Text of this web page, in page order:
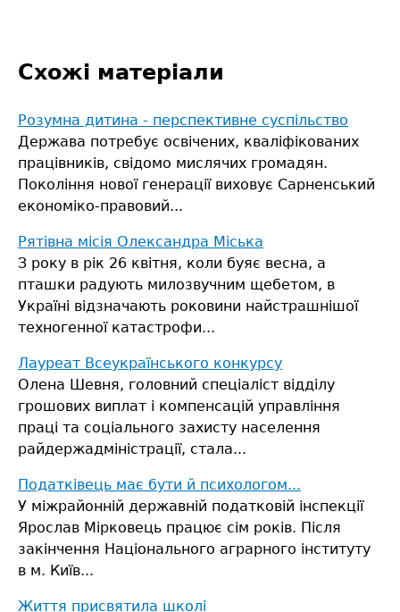
Схожі матеріали
Розумна дитина - перспективне суспільство
Держава потребує освічених, кваліфікованих
працівників, свідомо мислячих громадян.
Покоління нової генерації виховує Сарненський
економіко-правовий...
Рятівна місія Олександра Міська
З року в рік 26 квітня, коли буяє весна, а
пташки радують милозвучним щебетом, в
Україні відзначають роковини найстрашнішої
техногенної катастрофи...
Лауреат Всеукраїнського конкурсу
Олена Шевня, головний спеціаліст відділу
грошових виплат і компенсацій управління
праці та соціального захисту населення
райдержадміністрації, стала...
Податківець має бути й психологом...
У міжрайонній державній податковій інспекції
Ярослав Мірковець працює сім років. Після
закінчення Національного аграрного інституту
в м. Київ...
Життя присвятила школі